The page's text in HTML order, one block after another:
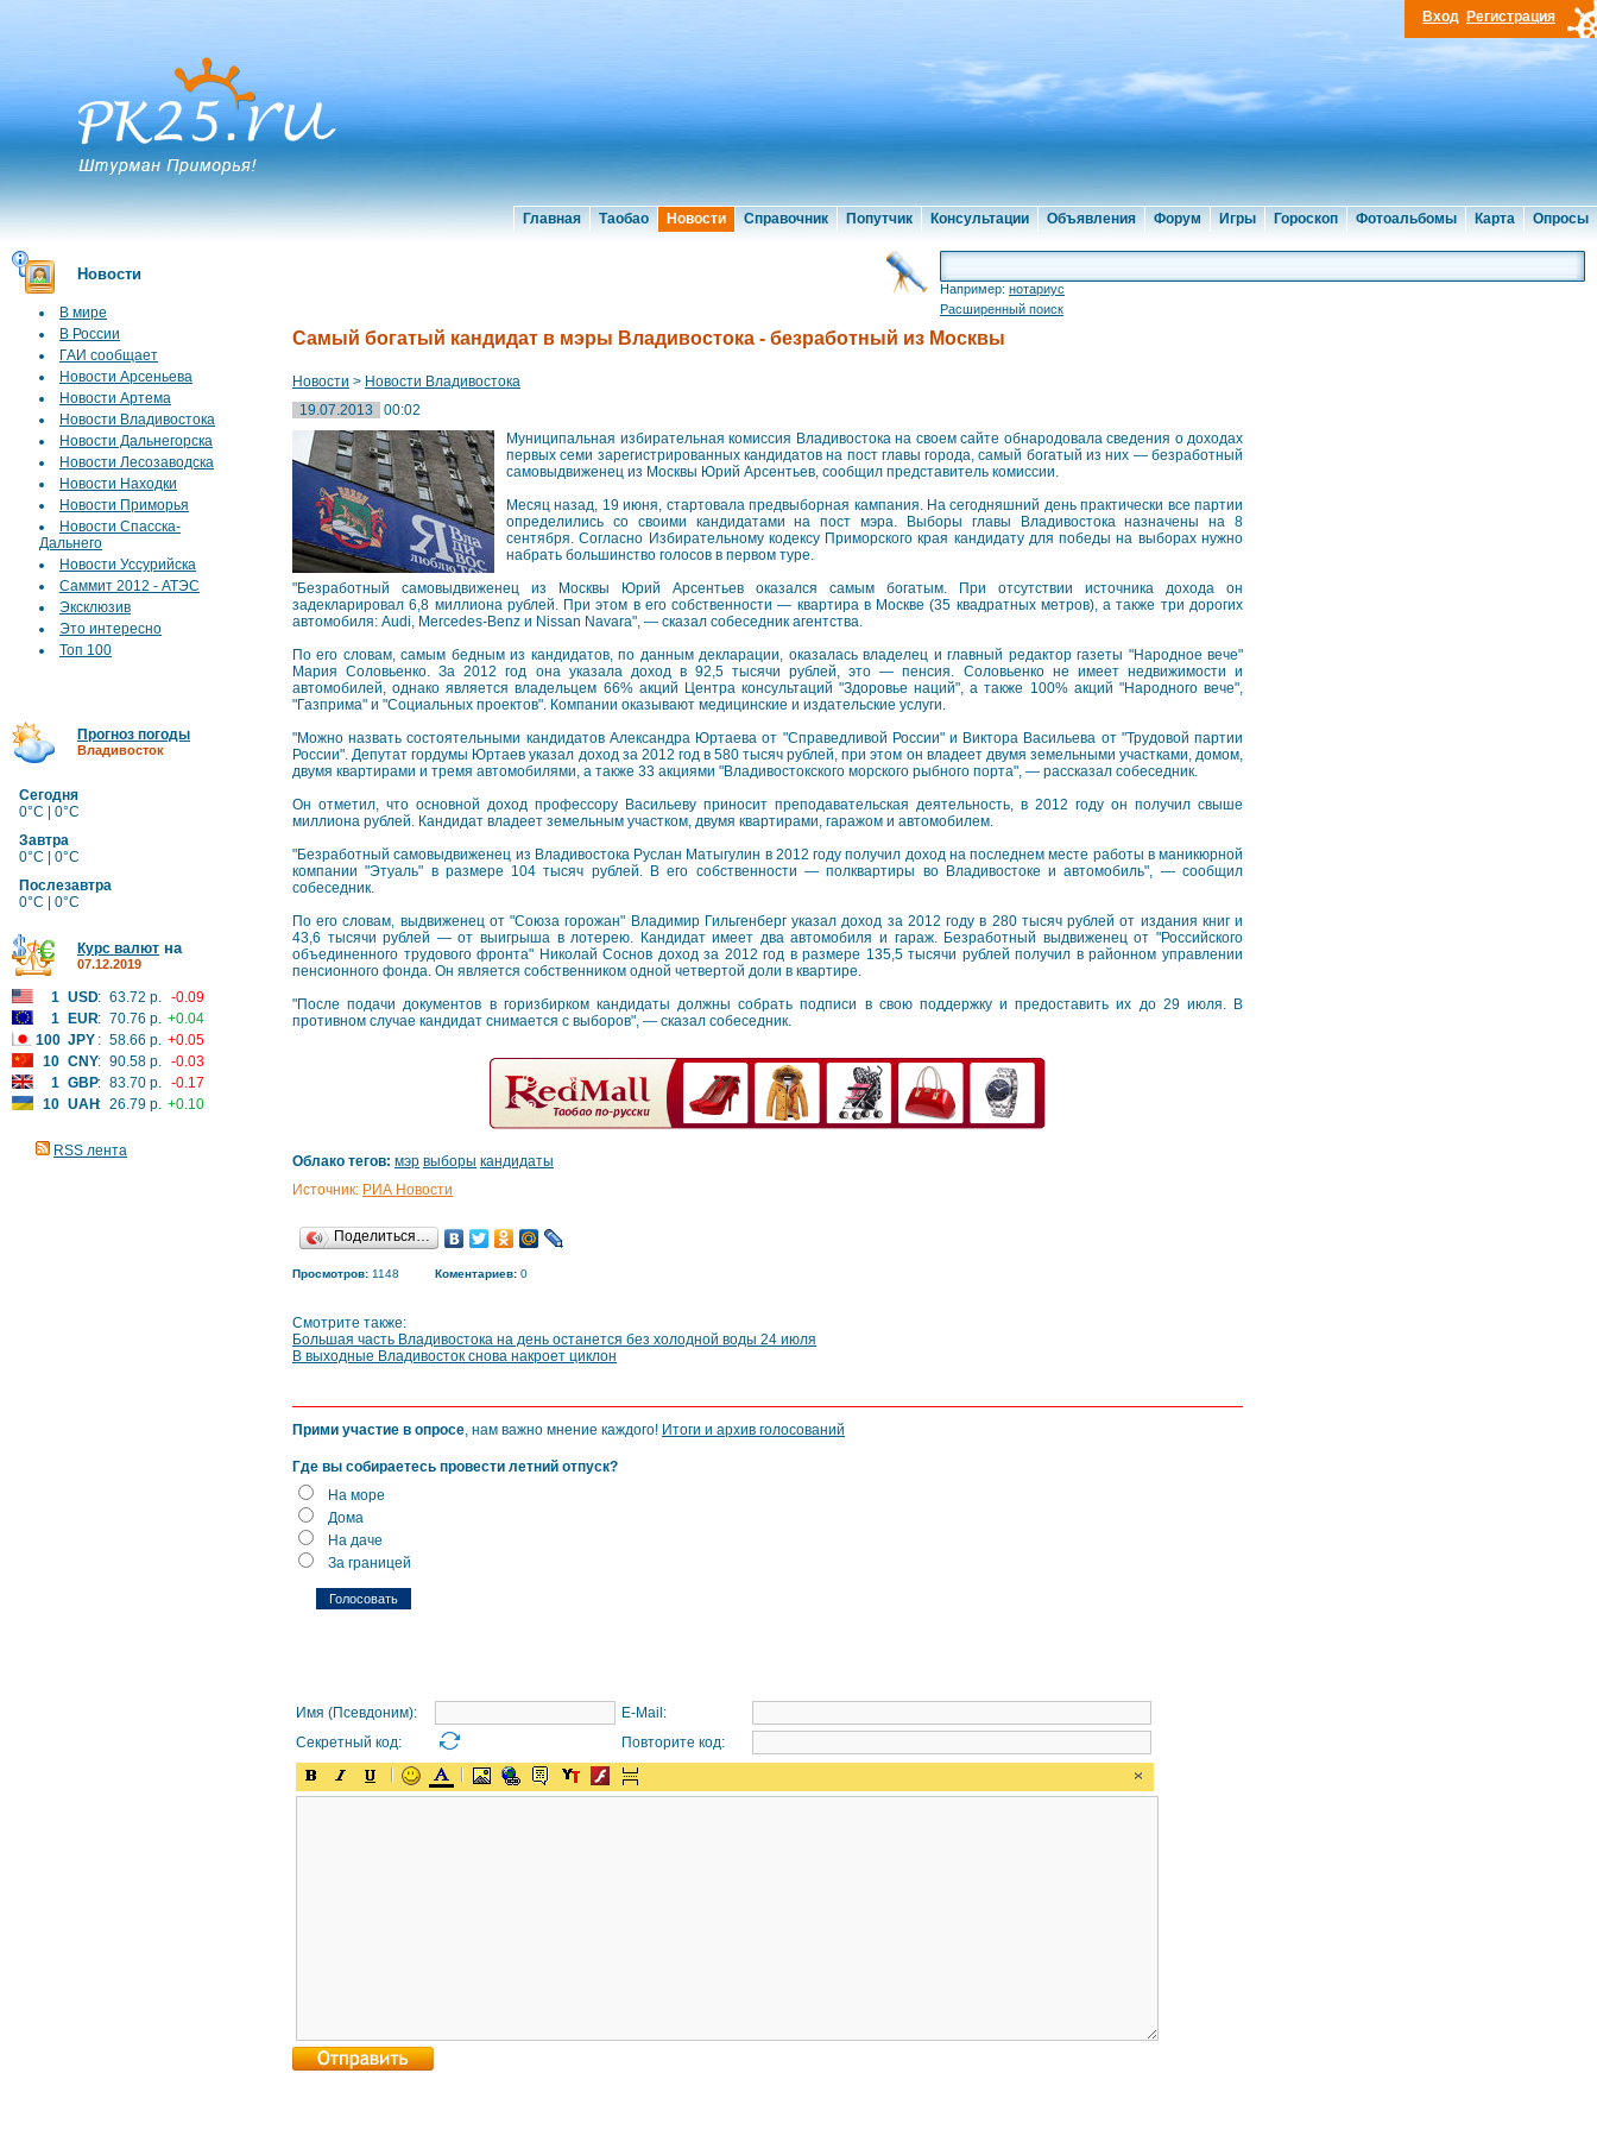
Главная Таобао Новости Справочник Попутчик Консультации Объявления Форум Игры Гороскоп Фотоальбомы Карта Опросы
Вход Регистрация
Новости
В мире
В России
ГАИ сообщает
Новости Арсеньева
Новости Артема
Новости Владивостока
Новости Дальнегорска
Новости Лесозаводска
Новости Находки
Новости Приморья
Новости Спасска-
Дальнего
Новости Уссурийска
Саммит 2012 - АТЭС
Эксклюзив
Это интересно
Топ 100
Прогноз погоды
Владивосток
Сегодня
0°C | 0°C
Завтра
0°C | 0°C
Послезавтра
0°C | 0°C
Курс валют на
07.12.2019
1 USD: 63.72 р. -0.09
1
EUR: 70.76 р. +0.04
100 JPY : 58.66 р. +0.05
10 CNY: 90.58 р. -0.03
1 GBP: 83.70 р. -0.17
10 UAH: 26.79 р. +0.10
RSS лента
Например: нотариус
Расширенный поиск
Самый богатый кандидат в мэры Владивостока - безработный из Москвы
Новости > Новости Владивостока
19.07.2013
00:02
Муниципальная избирательная комиссия Владивостока на своем сайте обнародовала сведения о доходах
первых семи зарегистрированных кандидатов на пост главы города, самый богатый из них — безработный
самовыдвиженец из Москвы Юрий Арсентьев, сообщил представитель комиссии.
Месяц назад, 19 июня, стартовала предвыборная кампания. На сегодняшний день практически все партии
определились со своими кандидатами на пост мэра. Выборы главы Владивостока назначены на 8
сентября. Согласно Избирательному кодексу Приморского края кандидату для победы на выборах нужно
набрать большинство голосов в первом туре.
"Безработный самовыдвиженец из Москвы Юрий Арсентьев оказался самым богатым. При отсутствии источника дохода он
задекларировал 6,8 миллиона рублей. При этом в его собственности — квартира в Москве (35 квадратных метров), а также три дорогих
автомобиля: Audi, Mercedes-Benz и Nissan Navara", — сказал собеседник агентства.
По его словам, самым бедным из кандидатов, по данным декларации, оказалась владелец и главный редактор газеты "Народное вече"
Мария Соловьенко. За 2012 год она указала доход в 92,5 тысячи рублей, это — пенсия. Соловьенко не имеет недвижимости и
автомобилей, однако является владельцем 66% акций Центра консультаций "Здоровье наций", а также 100% акций "Народного вече",
"Газприма" и "Социальных проектов". Компании оказывают медицинские и издательские услуги.
"Можно назвать состоятельными кандидатов Александра Юртаева от "Справедливой России" и Виктора Васильева от "Трудовой партии
России". Депутат гордумы Юртаев указал доход за 2012 год в 580 тысяч рублей, при этом он владеет двумя земельными участками, домом,
двумя квартирами и тремя автомобилями, а также 33 акциями "Владивостокского морского рыбного порта", — рассказал собеседник.
Он отметил, что основной доход профессору Васильеву приносит преподавательская деятельность, в 2012 году он получил свыше
миллиона рублей. Кандидат владеет земельным участком, двумя квартирами, гаражом и автомобилем.
"Безработный самовыдвиженец из Владивостока Руслан Матыгулин в 2012 году получил доход на последнем месте работы в маникюрной
компании "Этуаль" в размере 104 тысяч рублей. В его собственности — полквартиры во Владивостоке и автомобиль", — сообщил
собеседник.
По его словам, выдвиженец от "Союза горожан" Владимир Гильгенберг указал доход за 2012 году в 280 тысяч рублей от издания книг и
43,6 тысячи рублей — от выигрыша в лотерею. Кандидат имеет два автомобиля и гараж. Безработный выдвиженец от "Российского
объединенного трудового фронта" Николай Соснов доход за 2012 год в размере 135,5 тысячи рублей получил в районном управлении
пенсионного фонда. Он является собственником одной четвертой доли в квартире.
"После подачи документов в горизбирком кандидаты должны собрать подписи в свою поддержку и предоставить их до 29 июля. В
противном случае кандидат снимается с выборов", — сказал собеседник.
Облако тегов: мэр выборы кандидаты
Источник: РИА Новости
Поделиться…
Просмотров: 1148 Коментариев: 0
Смотрите также:
Большая часть Владивостока на день останется без холодной воды 24 июля
В выходные Владивосток снова накроет циклон
Прими участие в опросе, нам важно мнение каждого! Итоги и архив голосований
Где вы собираетесь провести летний отпуск?
На море
Дома
На даче
За границей
Имя (Псевдоним):
E-Mail:
Секретный код:
Повторите код: